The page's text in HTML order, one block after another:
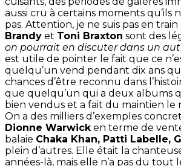
aussi cru à certains moments qu’ils
pas. Attention, je ne suis pas en
Brandy et Toni Braxton sont des
on pourrait en discuter dans un
est utile de pointer le fait que ce
quelqu’un vend pendant dix ans
chances d’être reconnu dans
que quelqu’un qui a deux albums
bien vendus et a fait du maintien le
On a des milliers d’exemples
Dionne Warwicken terme de
balaie Chaka Khan, Patti Labelle,
plein d’autres. Elle était la
années-là, mais elle n’a pas du tout